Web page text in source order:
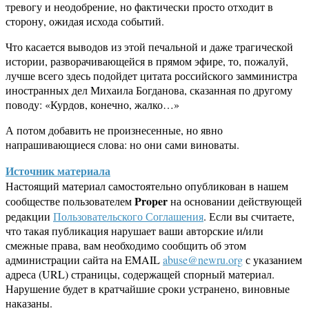
тревогу и неодобрение, но фактически просто отходит в
сторону, ожидая исхода событий.
Что касается выводов из этой печальной и даже трагической
истории, разворачивающейся в прямом эфире, то, пожалуй,
лучше всего здесь подойдет цитата российского замминистра
иностранных дел Михаила Богданова, сказанная по другому
поводу: «Курдов, конечно, жалко…»
А потом добавить не произнесенные, но явно
напрашивающиеся слова: но они сами виноваты.
Источник материала
Настоящий материал самостоятельно опубликован в нашем
сообществе пользователемProperна основании действующей
редакции Пользовательского Соглашения. Если вы считаете,
что такая публикация нарушает ваши авторские и/или
смежные права, вам необходимо сообщить об этом
администрации сайта на EMAILabuse@newru.orgс указанием
адреса (URL) страницы, содержащей спорный материал.
Нарушение будет в кратчайшие сроки устранено, виновные
наказаны.